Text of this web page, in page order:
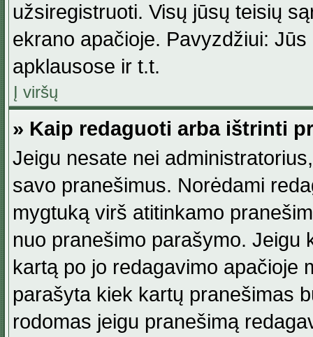
užsiregistruoti. Visų jūsų teisių
ekrano apačioje. Pavyzdžiui:
apklausose ir t.t.
Į viršų
» Kaip redaguoti arba ištrinti
Jeigu nesate nei
savo pranešimus. Norėdami
mygtuką virš atitinkamo
nuo pranešimo parašymo. Jeigu
kartą po jo redagavimo apačioje
parašyta kiek kartų pranešimas
rodomas jeigu pranešimą